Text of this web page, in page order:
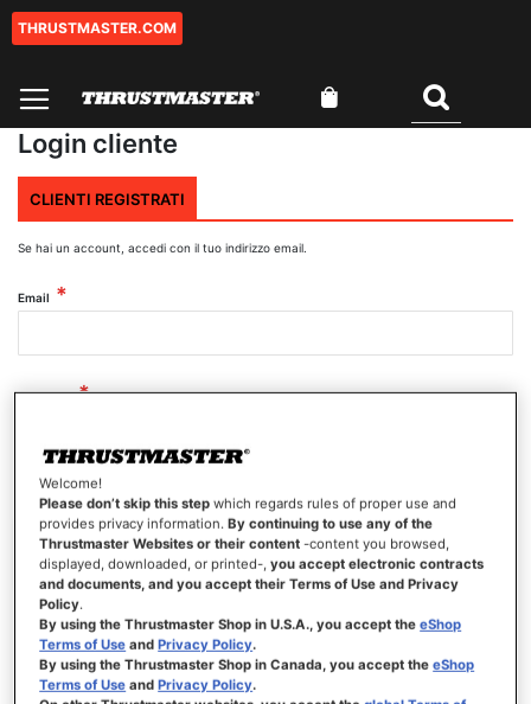
Salta
THRUSTMASTER.COM
Login cliente
CLIENTI REGISTRATI
Se hai un account, accedi con il tuo indirizzo email.
Email
Password
Mostra password
ACCEDI
Hai dimenticato la password?
Welcome!
Please don’t skip this step which regards rules of proper use and
provides privacy information.By continuing to use any of the
Thrustmaster Websites or their content -content you browsed,
displayed, downloaded, or printed-,you accept electronic contracts
and documents, and you accept their Terms of Use and Privacy
Policy.
By using the Thrustmaster Shop in U.S.A., you accept theeShop
Terms of Use andPrivacy Policy.
By using the Thrustmaster Shop in Canada, you accept theeShop
Terms of Use andPrivacy Policy.